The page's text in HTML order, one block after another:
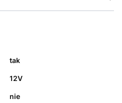
tak
12V
nie